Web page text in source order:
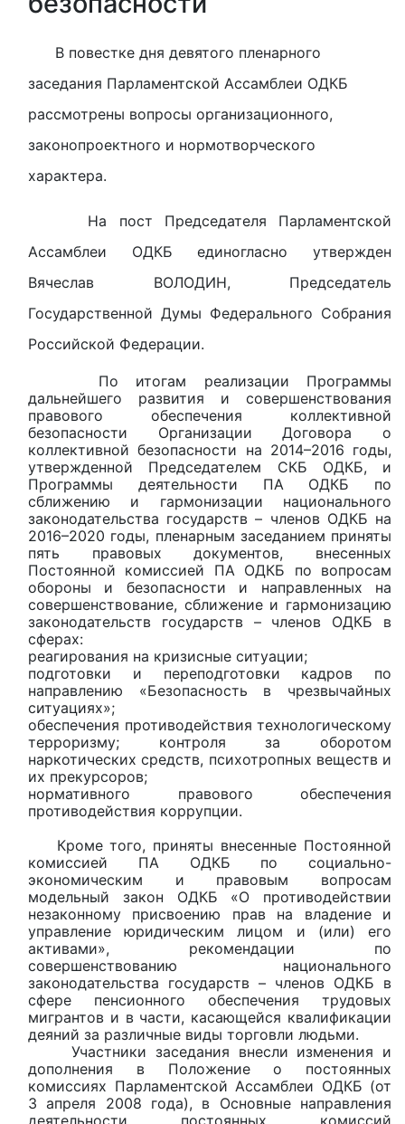
В повестке дня девятого пленарного
заседания Парламентской Ассамблеи ОДКБ
рассмотрены вопросы организационного,
законопроектного и нормотворческого
характера.
На пост Председателя Парламентской
Ассамблеи ОДКБ единогласно утвержден
Вячеслав ВОЛОДИН, Председатель
Государственной Думы Федерального Собрания
Российской Федерации.
По итогам реализации Программы
дальнейшего развития и совершенствования
правового обеспечения коллективной
безопасности Организации Договора о
коллективной безопасности на 2014–2016 годы,
утвержденной Председателем СКБ ОДКБ, и
Программы деятельности ПА ОДКБ по
сближению и гармонизации национального
законодательства государств – членов ОДКБ на
2016–2020 годы, пленарным заседанием приняты
пять правовых документов, внесенных
Постоянной комиссией ПА ОДКБ по вопросам
обороны и безопасности и направленных на
совершенствование, сближение и гармонизацию
законодательств государств – членов ОДКБ в
сферах:
реагирования на кризисные ситуации;
подготовки и переподготовки кадров по
направлению «Безопасность в чрезвычайных
ситуациях»;
обеспечения противодействия технологическому
терроризму; контроля за оборотом
наркотических средств, психотропных веществ и
их прекурсоров;
нормативного правового обеспечения
противодействия коррупции.
Кроме того, приняты внесенные Постоянной
комиссией ПА ОДКБ по социально-
экономическим и правовым вопросам
модельный закон ОДКБ «О противодействии
незаконному присвоению прав на владение и
управление юридическим лицом и (или) его
активами», рекомендации по
совершенствованию национального
законодательства государств – членов ОДКБ в
сфере пенсионного обеспечения трудовых
мигрантов и в части, касающейся квалификации
деяний за различные виды торговли людьми.
Участники заседания внесли изменения и
дополнения в Положение о постоянных
комиссиях Парламентской Ассамблеи ОДКБ (от
3 апреля 2008 года), в Основные направления
деятельности постоянных комиссий